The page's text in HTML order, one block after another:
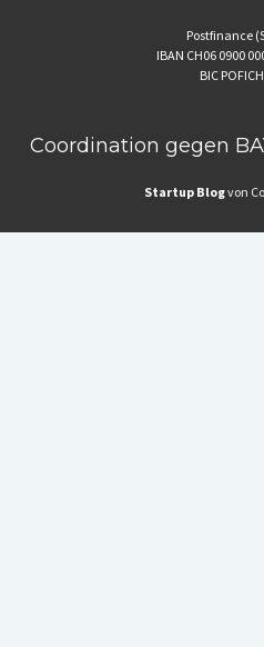
Postfinance
IBAN CH06 0900
BIC
Coordination gegen
Startup Blogvon